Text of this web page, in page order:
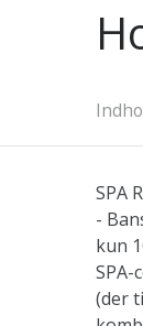
SPA
-
kun
SPA-
(der